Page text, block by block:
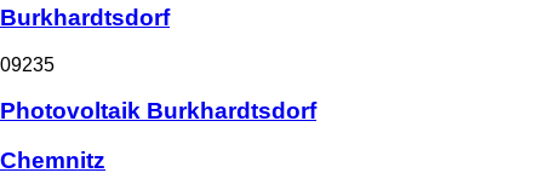
Burkhardtsdorf
09235
Photovoltaik Burkhardtsdorf
Chemnitz